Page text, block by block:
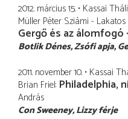
2012. március 15. Kassai
Müller Péter Sziámi -
Gergő és az álomfogó
Botlik Dénes Zsófi apja,
2011. november 10. Kassai
Brian Friel Philadelphia,
András
Con Sweeney Lizzy férje